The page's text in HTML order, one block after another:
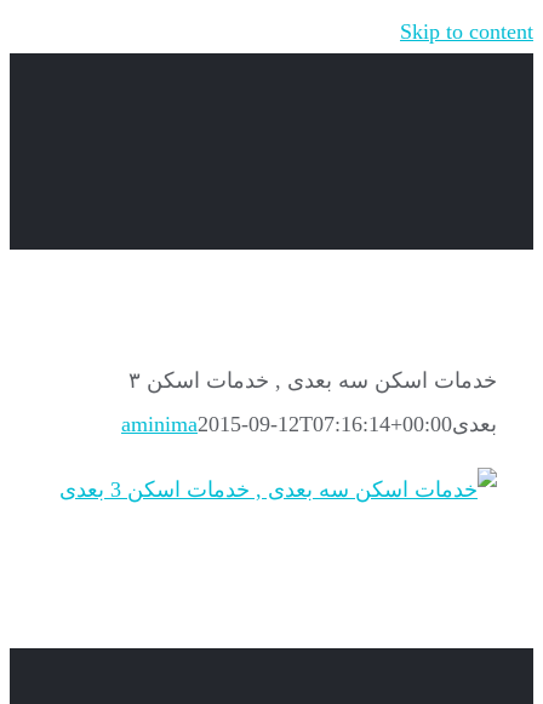
Skip to content
خدمات اسکن سه بعدی , خدمات اسکن ۳
بعدی
aminima2015-09-12T07:16:14+00:00